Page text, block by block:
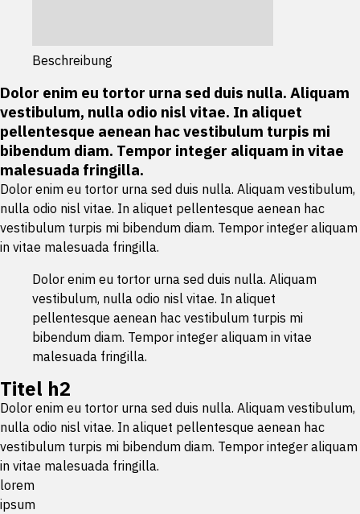
Beschreibung
Dolor enim eu tortor urna sed duis nulla. Aliquam
vestibulum, nulla odio nisl vitae. In aliquet
pellentesque aenean hac vestibulum turpis mi
bibendum diam. Tempor integer aliquam in vitae
malesuada fringilla.
Dolor enim eu tortor urna sed duis nulla. Aliquam vestibulum,
nulla odio nisl vitae. In aliquet pellentesque aenean hac
vestibulum turpis mi bibendum diam. Tempor integer aliquam
in vitae malesuada fringilla.
Dolor enim eu tortor urna sed duis nulla. Aliquam
vestibulum, nulla odio nisl vitae. In aliquet
pellentesque aenean hac vestibulum turpis mi
bibendum diam. Tempor integer aliquam in vitae
malesuada fringilla.
Titel h2
Dolor enim eu tortor urna sed duis nulla. Aliquam vestibulum,
nulla odio nisl vitae. In aliquet pellentesque aenean hac
vestibulum turpis mi bibendum diam. Tempor integer aliquam
in vitae malesuada fringilla.
lorem
ipsum